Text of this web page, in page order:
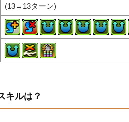
(13→13ターン)
キルは？